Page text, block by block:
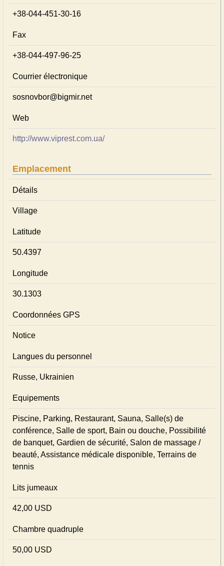
+38-044-451-30-16
Fax
+38-044-497-96-25
Courrier électronique
sosnovbor@bigmir.net
Web
http://www.viprest.com.ua/
Emplacement
Détails
Village
Latitude
50.4397
Longitude
30.1303
Coordonnées GPS
Notice
Langues du personnel
Russe, Ukrainien
Equipements
Piscine, Parking, Restaurant, Sauna, Salle(s) de
conférence, Salle de sport, Bain ou douche, Possibilité
de banquet, Gardien de sécurité, Salon de massage /
beauté, Assistance médicale disponible, Terrains de
tennis
Lits jumeaux
42,00 USD
Chambre quadruple
50,00 USD